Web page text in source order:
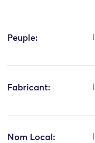
Peuple:
Fabricant:
Nom Local: